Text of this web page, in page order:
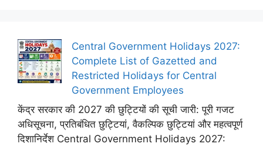
Central Government Holidays 2027:
Complete List of Gazetted and
Restricted Holidays for Central
Government Employees
केंद्र सरकार की 2027 की छुट्टियों की सूची जारी: पूरी गजट
अधिसूचना, प्रतिबंधित छुट्टियां, वैकल्पिक छुट्टियां और महत्वपूर्ण
दिशानिर्देश Central Government Holidays 2027: